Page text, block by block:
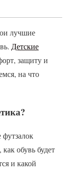
лучшие
Детские
защиту и
на что
обувь будет
и какой